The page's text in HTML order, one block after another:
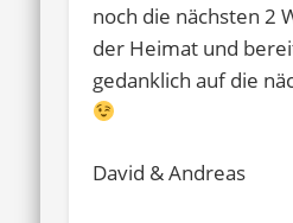
noch die nächsten 2
der Heimat und
gedanklich auf die
David & Andreas